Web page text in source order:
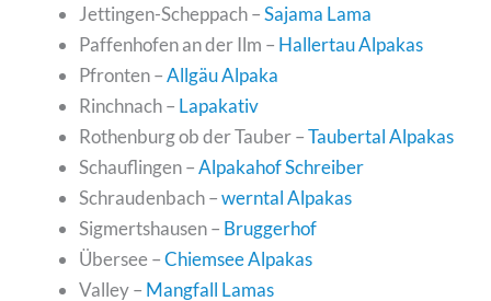
Jettingen-Scheppach –Sajama Lama
Paffenhofen an der Ilm – Hallertau Alpakas
Pfronten –Allgäu Alpaka
Rinchnach – Lapakativ
Rothenburg ob der Tauber –Taubertal Alpakas
Schauflingen –Alpakahof Schreiber
Schraudenbach –werntal Alpakas
Sigmertshausen – Bruggerhof
Übersee –Chiemsee Alpakas
Valley – Mangfall Lamas